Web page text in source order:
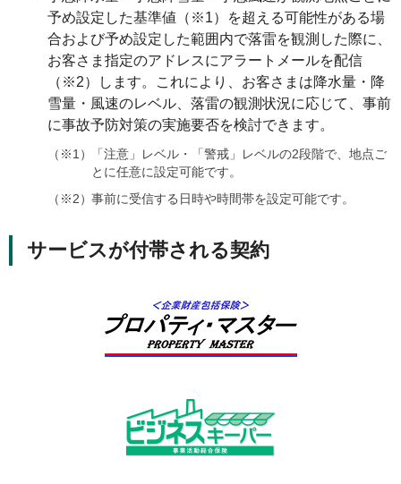
予め設定した基準値（※1）を超える可能性がある場
合および予め設定した範囲内で落雷を観測した際に、
お客さま指定のアドレスにアラートメールを配信
（※2）します。これにより、お客さまは降水量・降
雪量・風速のレベル、落雷の観測状況に応じて、事前
に事故予防対策の実施要否を検討できます。
（※1）
「注意」レベル・「警戒」レベルの2段階で、地点ご
とに任意に設定可能です。
（※2）事前に受信する日時や時間帯を設定可能です。
サービスが付帯される契約